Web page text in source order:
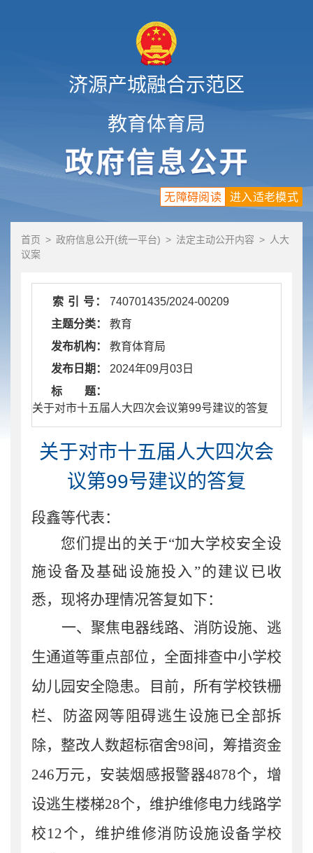
济源产城融合示范区
教育体育局
进入适老模式
无障碍阅读
首页 > 政府信息公开(统一平台) > 法定主动公开内容 >
人大
议案
索 引 号：
740701435/2024-00209
主题分类：
教育
发布机构：
教育体育局
发布日期：
2024年09月03日
标 题：
​ 关于对市十五届人大四次会议第99号建议的答复
关于对市十五届人大四次会
议第99号建议的答复
段鑫等代表：
您们提出的关于“加大学校安全设
施设备及基础设施投入”的建议已收
悉，现将办理情况答复如下：
一、 聚焦电器线路、消防设施、逃
生通道等重点部位 ， 全面排查中小学校
幼儿园安全隐患。目前，所有学校铁栅
栏、防盗网等阻碍逃生设施已全部拆
除，整改人数超标宿舍98间，筹措资金
246万元，安装烟感报警器4878个， 增
设逃生楼梯28个， 维护维修电力线路学
校12个， 维护维修消防设施设备学校